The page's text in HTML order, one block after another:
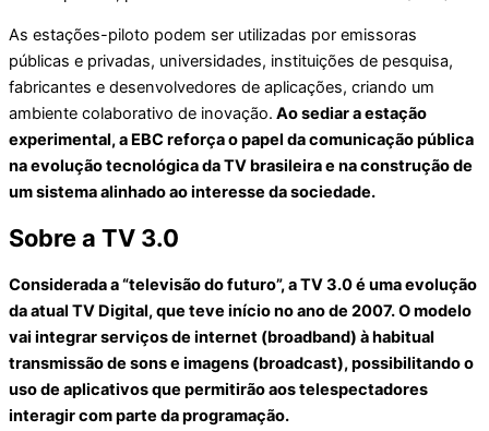
As estações-piloto podem ser utilizadas por emissoras
públicas e privadas, universidades, instituições de pesquisa,
fabricantes e desenvolvedores de aplicações, criando um
ambiente colaborativo de inovação. Ao sediar a estação
experimental, a EBC reforça o papel da comunicação pública
na evolução tecnológica da TV brasileira e na construção de
um sistema alinhado ao interesse da sociedade.
Sobre a TV 3.0
Considerada a “televisão do futuro”, a TV 3.0 é uma evolução
da atual TV Digital, que teve início no ano de 2007. O modelo
vai integrar serviços de internet (broadband) à habitual
transmissão de sons e imagens (broadcast), possibilitando o
uso de aplicativos que permitirão aos telespectadores
interagir com parte da programação.